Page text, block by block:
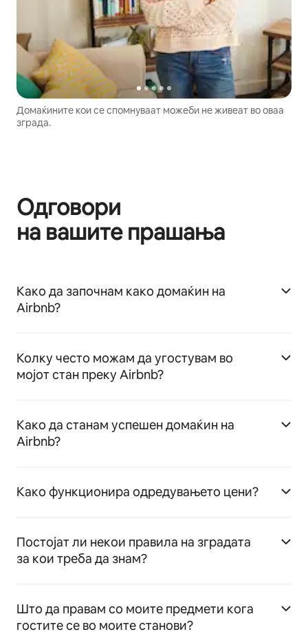
Домаќините кои се спомнуваат можеби не живеат во оваа
зграда.
Одговори
на вашите прашања
Како да започнам како домаќин на
Airbnb?
Колку често можам да угостувам во
мојот стан преку Airbnb?
Како да станам успешен домаќин на
Airbnb?
Како функционира одредувањето цени?
Постојат ли некои правила на зградата
за кои треба да знам?
Што да правам со моите предмети кога
гостите се во моите станови?